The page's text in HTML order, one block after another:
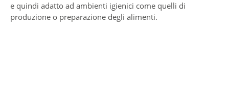
e quindi adatto ad ambienti igienici come quelli di
produzione o preparazione degli alimenti.